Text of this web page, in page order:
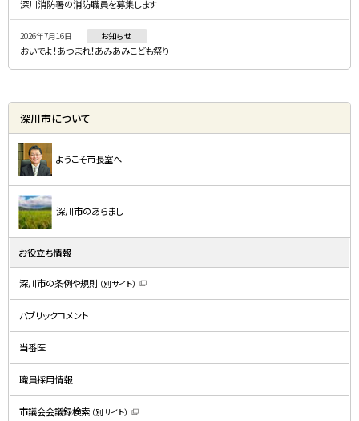
深川消防署の消防職員を募集します
2026年7月16日 お知らせ
おいでよ！あつまれ！あみあみこども祭り
深川市について
ようこそ市長室へ
深川市のあらまし
お役立ち情報
深川市の条例や規則 （別サイト）
新
ン
で
す
）
パブリックコメント
当番医
職員採用情報
市議会会議録検索 （別サイト）